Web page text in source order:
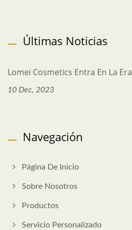
Últimas Noticias
Lomei Cosmetics Entra En La
10 Dec, 2023
Navegación
Página De Inicio
Sobre Nosotros
Productos
Servicio Personalizado